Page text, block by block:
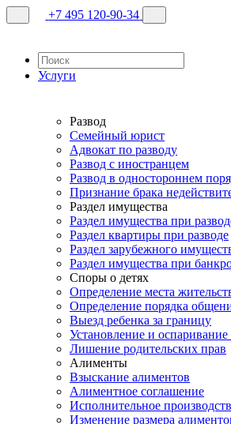
+7 495 120-90-34
Услуги
Развод
Семейный юрист
Адвокат по разводу
Развод с иностранцем
Развод в одностороннем
Признание брака
Раздел имущества
Раздел имущества при
Раздел квартиры при разводе
Раздел зарубежного
Раздел имущества при
Споры о детях
Определение места
Определение порядка
Выезд ребенка за границу
Установление и оспаривание
Лишение родительских прав
Алименты
Взыскание алиментов
Алиментное соглашение
Исполнительное
Изменение размера